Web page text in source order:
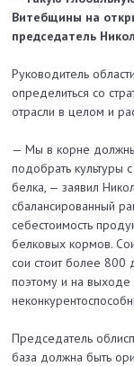
Витебщины на
председатель
Руководитель
определиться со
отрасли в целом и
— Мы в корне должны
подобрать культуры
белка, — заявил
сбалансированный
себестоимость
белковых кормов.
сои стоит более
поэтому и на
Председатель
база должна быть